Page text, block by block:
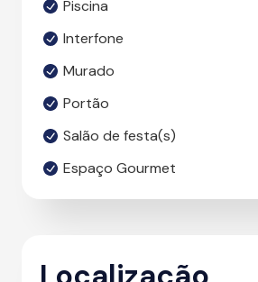
Piscina
Interfone
Murado
Portão
Salão de festa(s)
Espaço Gourmet